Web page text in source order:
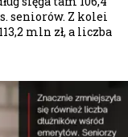
seniorów. Z kolei
mln zł, a liczba